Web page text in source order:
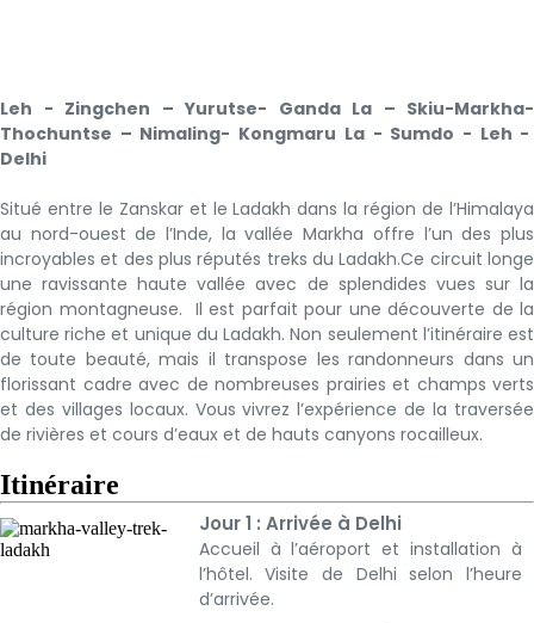
Leh - Zingchen – Yurutse- Ganda La – Skiu-Markha-
Thochuntse – Nimaling- Kongmaru La - Sumdo - Leh -
Delhi
Situé entre le Zanskar et le Ladakh dans la région de l’Himalaya
au nord-ouest de l’Inde, la vallée Markha offre l’un des plus
incroyables et des plus réputés treks du Ladakh.Ce circuit longe
une ravissante haute vallée avec de splendides vues sur la
région montagneuse. Il est parfait pour une découverte de la
culture riche et unique du Ladakh. Non seulement l’itinéraire est
de toute beauté, mais il transpose les randonneurs dans un
florissant cadre avec de nombreuses prairies et champs verts
et des villages locaux. Vous vivrez l’expérience de la traversée
de rivières et cours d’eaux et de hauts canyons rocailleux.
Itinéraire
Jour 1 : Arrivée à Delhi
Accueil à l’aéroport et installation à
l’hôtel. Visite de Delhi selon l’heure
d’arrivée.